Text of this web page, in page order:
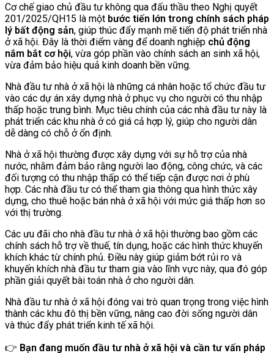
Cơ chế giao chủ đầu tư không qua đấu thầu theo Nghị quyết
201/2025/QH15 là một bước tiến lớn trong chính sách pháp
lý bất động sản, giúp thúc đẩy mạnh mẽ tiến độ phát triển nhà
ở xã hội. Đây là thời điểm vàng để doanh nghiệp chủ động
nắm bắt cơ hội, vừa góp phần vào chính sách an sinh xã hội,
vừa đảm bảo hiệu quả kinh doanh bền vững.
Nhà đầu tư nhà ở xã hội là những cá nhân hoặc tổ chức đầu tư
vào các dự án xây dựng nhà ở phục vụ cho người có thu nhập
thấp hoặc trung bình. Mục tiêu chính của các nhà đầu tư này là
phát triển các khu nhà ở có giá cả hợp lý, giúp cho người dân
dễ dàng có chỗ ở ổn định.
Nhà ở xã hội thường được xây dựng với sự hỗ trợ của nhà
nước, nhằm đảm bảo rằng người lao động, công chức, và các
đối tượng có thu nhập thấp có thể tiếp cận được nơi ở phù
hợp. Các nhà đầu tư có thể tham gia thông qua hình thức xây
dựng, cho thuê hoặc bán nhà ở xã hội với mức giá thấp hơn so
với thị trường.
Các ưu đãi cho nhà đầu tư nhà ở xã hội thường bao gồm các
chính sách hỗ trợ về thuế, tín dụng, hoặc các hình thức khuyến
khích khác từ chính phủ. Điều này giúp giảm bớt rủi ro và
khuyến khích nhà đầu tư tham gia vào lĩnh vực này, qua đó góp
phần giải quyết bài toán nhà ở cho người dân.
Nhà đầu tư nhà ở xã hội đóng vai trò quan trọng trong việc hình
thành các khu đô thị bền vững, nâng cao đời sống người dân
và thúc đẩy phát triển kinh tế xã hội.
👉 Bạn đang muốn đầu tư nhà ở xã hội và cần tư vấn pháp